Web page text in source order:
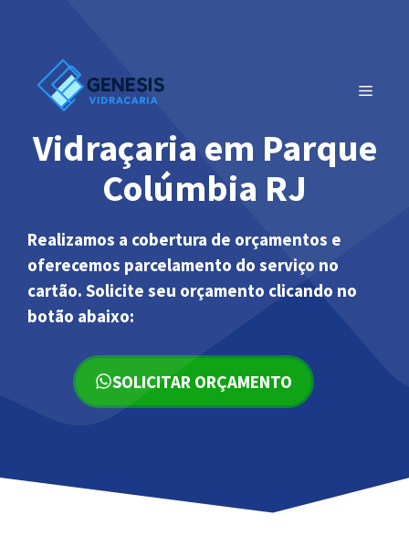
conteúdo
MENU
Vidraçaria em Parque
Colúmbia RJ
Realizamos a cobertura de orçamentos e
oferecemos parcelamento do serviço no
cartão. Solicite seu orçamento clicando no
botão abaixo:
SOLICITAR ORÇAMENTO